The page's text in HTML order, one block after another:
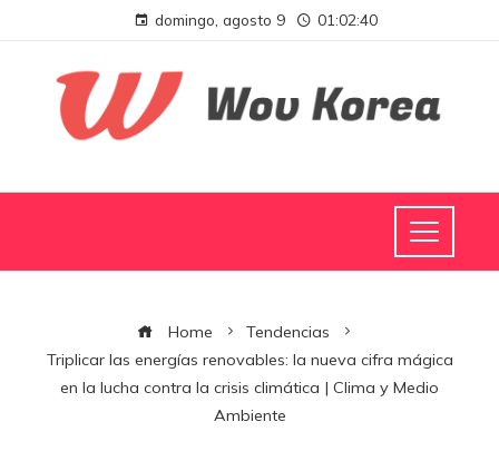
domingo, agosto 9 01:02:41
Home
Tendencias
Triplicar las energías renovables: la nueva cifra mágica
en la lucha contra la crisis climática | Clima y Medio
Ambiente